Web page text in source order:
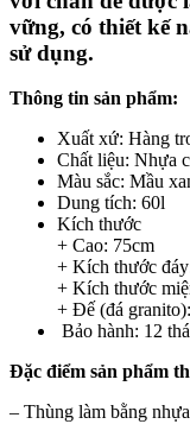
vững, có thiết kế
sử dụng.
Thông tin sản phẩm:
Xuất xứ: Hàng
Chất liệu: Nhựa
Màu sắc: Mầu
Dung tích: 60l
Kích thước
+ Cao: 75cm
+ Kích thước
+ Kích thước
+ Đế (đá
Bảo hành: 12
Đặc điểm sản phẩm
– Thùng làm bằng